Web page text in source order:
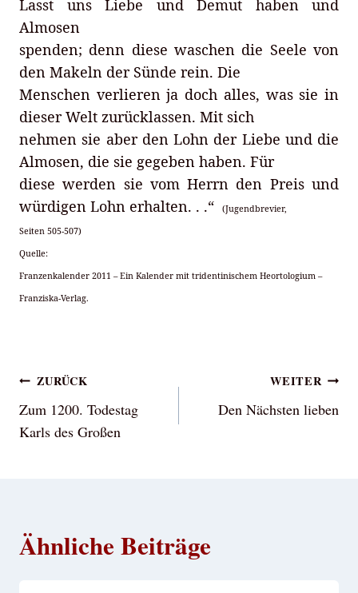
Lasst uns Liebe und Demut haben und
Almosen
spenden; denn diese waschen die Seele von
den Makeln der Sünde rein. Die
Menschen verlieren ja doch alles, was sie in
dieser Welt zurücklassen. Mit sich
nehmen sie aber den Lohn der Liebe und die
Almosen, die sie gegeben haben. Für
diese werden sie vom Herrn den Preis und
würdigen Lohn erhalten. . .“
(Jugendbrevier,
Seiten 505-507)
Quelle:
Franzenkalender 2011 – Ein Kalender mit tridentinischem Heortologium –
Franziska-Verlag.
Beitragsnavigation
ZURÜCK
Zum 1200. Todestag
Karls des Großen
WEITER
Den Nächsten lieben
Ähnliche Beiträge